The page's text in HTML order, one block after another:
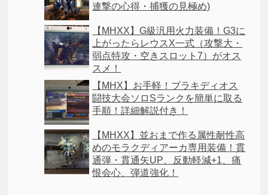
連撃の心得・捕獲の見極め)
【MHXX】G級汎用火力装備！G3に
上がったらレウスX一式（攻撃大・
弱点特攻・空きスロット7）がオス
スメ！
【MHX】お手軽！ブラキディオス
闘技大会ソロSランクを簡単に取る
手順！詳細解説付き！
【MHXX】並おまで作る属性耐性高
めのモラクディアーカ専用装備！貫
通弾・貫通矢UP、反動軽減+1、痛
恨会心、弾道強化！